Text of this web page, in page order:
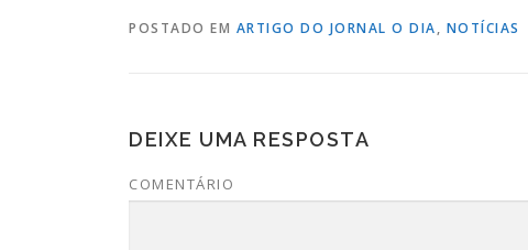
POSTADO EM ARTIGO DO JORNAL O DIA, NOTÍCIAS
DEIXE UMA RESPOSTA
COMENTÁRIO